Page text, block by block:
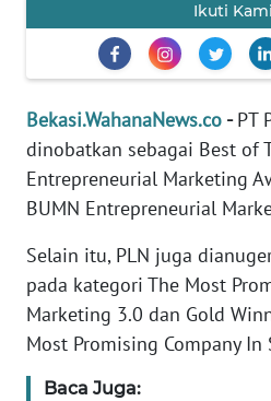
Ikuti
Bekasi.WahanaNews.co -PT
dinobatkan sebagai Best of
Entrepreneurial Marketing
BUMN Entrepreneurial
Selain itu, PLN juga
pada kategori The Most
Marketing 3.0 dan Gold
Most Promising Company
Baca Juga:
KAMI
PEDOMAN
SIBER
REDAKSI
KARIR